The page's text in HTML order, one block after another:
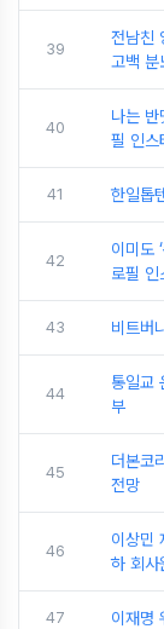
39
전남친
고백 분
40
나는
필 인스
41 한일톱
42
이미도
로필 인
43 비트버
44
통일교
부
45
더본코
전망
46
이상민
하 회사
47 이재명